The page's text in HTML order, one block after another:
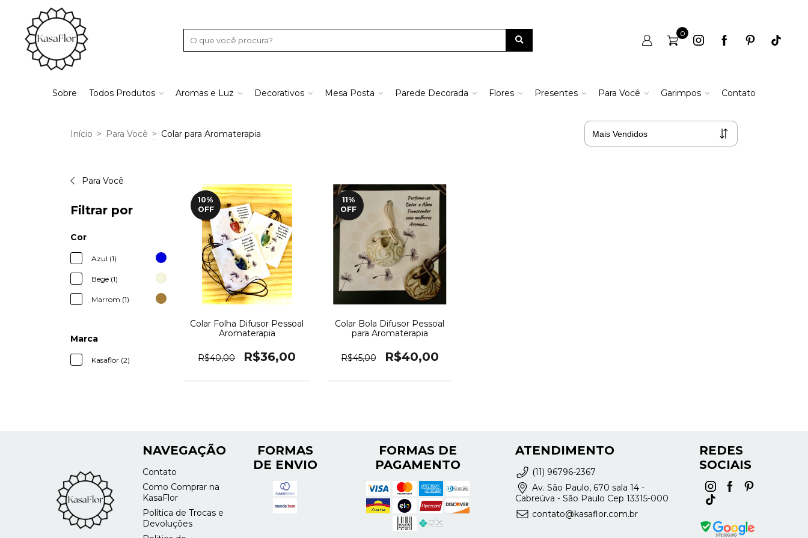
0
Sobre Todos Produtos Aromas e Luz Decorativos Mesa Posta Parede Decorada Flores Presentes Para Você Garimpos Contato
Início > Para Você > Colar para Aromaterapia
Para Você
Filtrar por
Cor
Azul (1)
Bege (1)
Marrom (1)
Marca
Kasaflor (2)
10%
OFF
Colar Folha Difusor Pessoal
Aromaterapia
R$40,00 R$36,00
11%
OFF
Colar Bola Difusor Pessoal
para Aromaterapia
R$45,00 R$40,00
NAVEGAÇÃO
Contato
Como Comprar na
KasaFlor
Política de Trocas e
Devoluções
FORMAS
DE ENVIO
FORMAS DE
PAGAMENTO
ATENDIMENTO
(11) 96796-2367
Av. São Paulo, 670 sala 14 -
Cabreúva - São Paulo Cep 13315-000
contato@kasaflor.com.br
REDES
SOCIAIS